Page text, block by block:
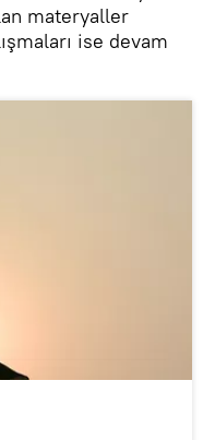
materyaller
ise devam